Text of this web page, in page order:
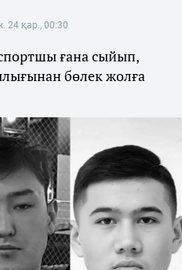
24 қар., 00:30
ғана сыйып,
бөлек жолға